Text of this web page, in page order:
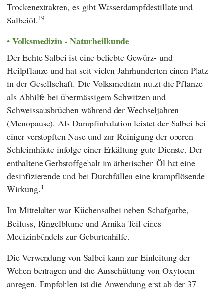
Trockenextrakten, es gibt Wasserdampfdestillate und
Salbeiöl.19
Volksmedizin - Naturheilkunde
Der Echte Salbei ist eine beliebte Gewürz- und
Heilpflanze und hat seit vielen Jahrhunderten einen Platz
in der Gesellschaft. Die Volksmedizin nutzt die Pflanze
als Abhilfe bei übermässigem Schwitzen und
Schweissausbrüchen während der Wechseljahren
(Menopause). Als Dampfinhalation leistet der Salbei bei
einer verstopften Nase und zur Reinigung der oberen
Schleimhäute infolge einer Erkältung gute Dienste. Der
enthaltene Gerbstoffgehalt im ätherischen Öl hat eine
desinfizierende und bei Durchfällen eine krampflösende
Wirkung.1
Im Mittelalter war Küchensalbei neben Schafgarbe,
Beifuss, Ringelblume und Arnika Teil eines
Medizinbündels zur Geburtenhilfe.
Die Verwendung von Salbei kann zur Einleitung der
Wehen beitragen und die Ausschüttung von Oxytocin
anregen. Empfohlen ist die Anwendung erst ab der 37.